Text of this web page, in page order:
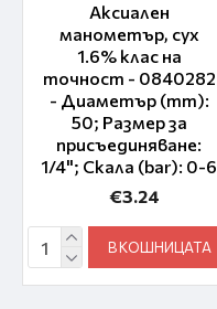
Аксиален
манометър, сух
1.6% клас на
точност - 0840282
- Диаметър (mm):
50; Размер за
присъединяване:
1/4"; Скала (bar): 0-6
€3.24
В КОШНИЦАТА